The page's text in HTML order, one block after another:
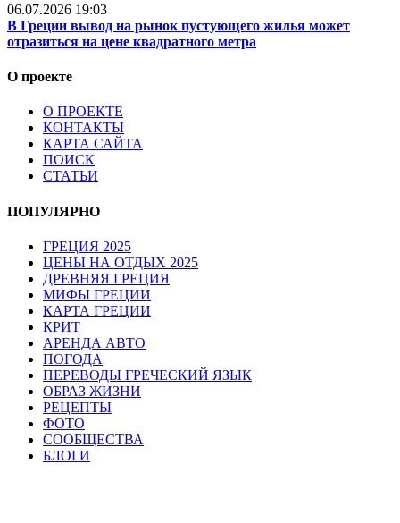
06.07.2026 19:03
В Греции вывод на рынок пустующего жилья может
отразиться на цене квадратного метра
О проекте
О ПРОЕКТЕ
КОНТАКТЫ
КАРТА САЙТА
ПОИСК
СТАТЬИ
ПОПУЛЯРНО
ГРЕЦИЯ 2025
ЦЕНЫ НА ОТДЫХ 2025
ДРЕВНЯЯ ГРЕЦИЯ
МИФЫ ГРЕЦИИ
КАРТА ГРЕЦИИ
КРИТ
АРЕНДА АВТО
ПОГОДА
ПЕРЕВОДЫ ГРЕЧЕСКИЙ ЯЗЫК
ОБРАЗ ЖИЗНИ
РЕЦЕПТЫ
ФОТО
СООБЩЕСТВА
БЛОГИ